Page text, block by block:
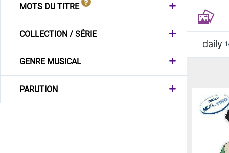
MOTS DU TITRE
COLLECTION / SÉRIE
GENRE MUSICAL
PARUTION
daily